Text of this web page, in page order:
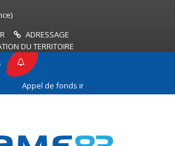
ADRESSAGE
DU TERRITOIRE
Appel de fonds incendies de forêt